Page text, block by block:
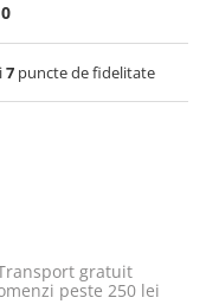
7 puncte de fidelitate
gratuit
peste 250 lei